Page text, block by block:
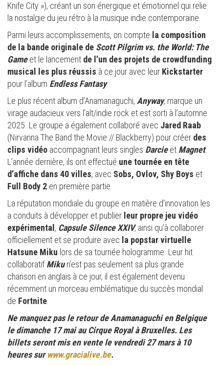
Knife City »), créant un son énergique et émotionnel qui relie
la nostalgie du jeu rétro à la musique indie contemporaine.
Parmi leurs accomplissements, on compte la composition
de la bande originale de Scott Pilgrim vs. the World: The
Game et le lancement de l’un des projets de crowdfunding
musical les plus réussis à ce jour avec leur Kickstarter
pour l’album Endless Fantasy.
Le plus récent album d’Anamanaguchi, Anyway, marque un
virage audacieux vers l’alt/indie rock et est sorti à l’automne
2025. Le groupe a également collaboré avec Jared Raab
(Nirvanna The Band the Movie // Blackberry) pour créer des
clips vidéo accompagnant leurs singles Darcieet Magnet.
L’année dernière, ils ont effectué une tournée en tête
d’affiche dans 40 villes, avec Sobs, Ovlov, Shy Boys et
Full Body 2 en première partie.
La réputation mondiale du groupe en matière d’innovation les
a conduits à développer et publier leur propre jeu vidéo
expérimental , Capsule Silence XXIV, ainsi qu’à collaborer
officiellement et se produire avec la popstar virtuelle
Hatsune Miku lors de sa tournée hologramme. Leur hit
collaboratifMikun’est pas seulement sa plus grande
chanson en anglais à ce jour, il est également devenu
récemment un morceau emblématique du succès mondial
de Fortnite.
Ne manquez pas le retour de Anamanaguchi en Belgique
le dimanche 17 mai au Cirque Royal à Bruxelles. Les
billets seront mis en vente le vendredi 27 mars à 10
heures surwww.gracialive.be.